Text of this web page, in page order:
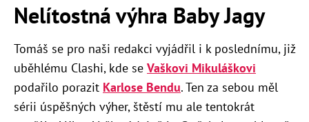
Nelítostná výhra Baby Jagy
Tomáš se pro naši redakci vyjádřil i k poslednímu, již
uběhlému Clashi, kde se Vaškovi Mikuláškovi
podařilo porazit Karlose Bendu. Ten za sebou měl
sérii úspěšných výher, štěstí mu ale tentokrát